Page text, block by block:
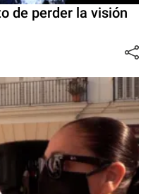
de perder la visión